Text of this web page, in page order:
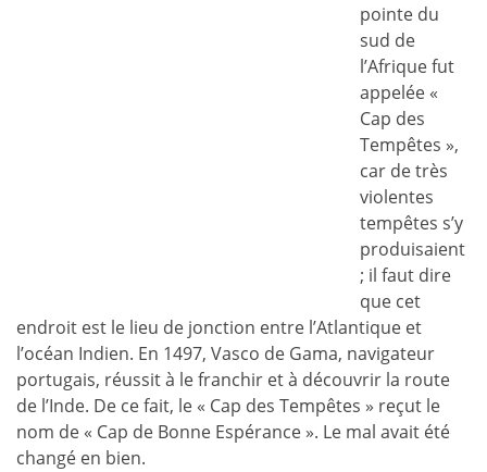
pointe du
sud de
l’Afrique fut
appelée «
Cap des
Tempêtes »,
car de très
violentes
tempêtes s’y
produisaient
; il faut dire
que cet
endroit est le lieu de jonction entre l’Atlantique et
l’océan Indien. En 1497, Vasco de Gama, navigateur
portugais, réussit à le franchir et à découvrir la route
de l’Inde. De ce fait, le « Cap des Tempêtes » reçut le
nom de « Cap de Bonne Espérance ». Le mal avait été
changé en bien.